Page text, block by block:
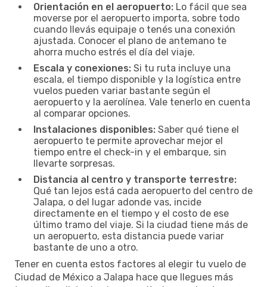
Orientación en el aeropuerto: Lo fácil que sea
moverse por el aeropuerto importa, sobre todo
cuando llevás equipaje o tenés una conexión
ajustada. Conocer el plano de antemano te
ahorra mucho estrés el día del viaje.
Escala y conexiones: Si tu ruta incluye una
escala, el tiempo disponible y la logística entre
vuelos pueden variar bastante según el
aeropuerto y la aerolínea. Vale tenerlo en cuenta
al comparar opciones.
Instalaciones disponibles: Saber qué tiene el
aeropuerto te permite aprovechar mejor el
tiempo entre el check-in y el embarque, sin
llevarte sorpresas.
Distancia al centro y transporte terrestre:
Qué tan lejos está cada aeropuerto del centro de
Jalapa, o del lugar adonde vas, incide
directamente en el tiempo y el costo de ese
último tramo del viaje. Si la ciudad tiene más de
un aeropuerto, esta distancia puede variar
bastante de uno a otro.
Tener en cuenta estos factores al elegir tu vuelo de
Ciudad de México a Jalapa hace que llegues más